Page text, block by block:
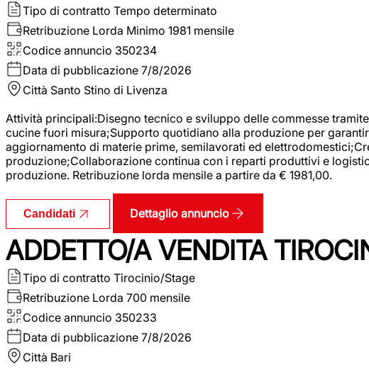
Tipo di contratto Tempo determinato
Retribuzione Lorda Minimo 1981 mensile
Codice annuncio 350234
Data di pubblicazione 7/8/2026
Città Santo Stino di Livenza
Attività principali:Disegno tecnico e sviluppo delle commesse
cucine fuori misura;Supporto quotidiano alla produzione per
aggiornamento di materie prime, semilavorati ed
produzione;Collaborazione continua con i reparti produttivi e
produzione. Retribuzione lorda mensile a partire da € 1981,00.
Candidati Dettaglio annuncio
ADDETTO/A VENDITA
Tipo di contratto Tirocinio/Stage
Retribuzione Lorda 700 mensile
Codice annuncio 350233
Data di pubblicazione 7/8/2026
Città Bari